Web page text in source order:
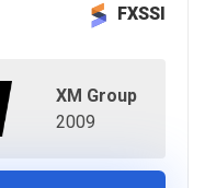
FXSSI
XM Group
2009